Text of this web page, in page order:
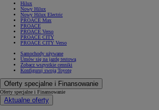
Hilux
Nowy Hilux
Nowy Hilux Electric
PROACE Max
PROACE
PROACE Verso
PROACE CITY
PROACE CITY Verso
Samochody używane
Umów się na jazdę testową
Zobacz wszystkie cenniki
Konfiguruj swoją Toyotę
Oferty specjalne i Finansowanie
Oferty specjalne i Finansowanie
Aktualne oferty